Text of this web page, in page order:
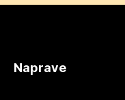
Naprave